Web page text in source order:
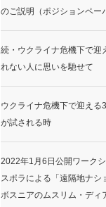
のご説明（ポジションペー
続・ウクライナ危機下で
れない人に思いを馳せて
ウクライナ危機下で迎える
が試される時
2022年1月6日公開ワーク
スポラによる「遠隔地ナシ
ボスニアのムスリム・ディ